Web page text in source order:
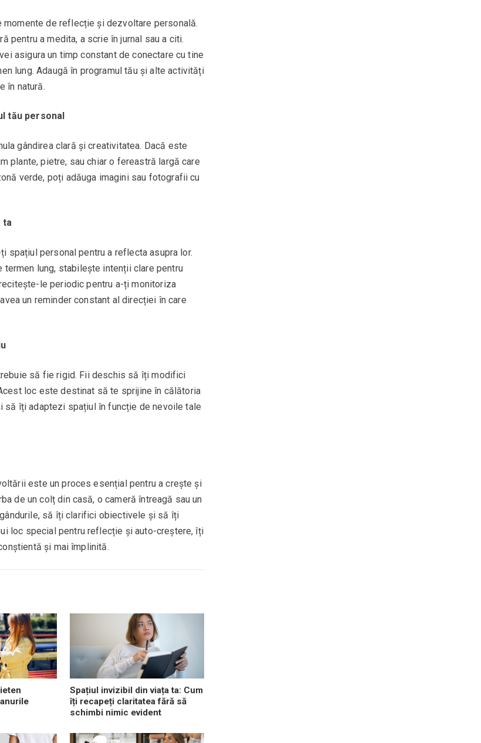
de reflecție și dezvoltare personală.
pentru a medita, a scrie în jurnal sau a citi.
asigura un timp constant de conectare cu tine
lung. Adaugă în programul tău și alte activități
în natură.
tău personal
gândirea clară și creativitatea. Dacă este
plante, pietre, sau chiar o fereastră largă care
verde, poți adăuga imagini sau fotografii cu
ta
personal pentru a reflecta asupra lor.
lung, stabilește intenții clare pentru
le periodic pentru a-ți monitoriza
un reminder constant al direcției în care
să fie rigid. Fii deschis să îți modifici
loc este destinat să te sprijine în călătoria
îți adaptezi spațiul în funcție de nevoile tale
este un proces esențial pentru a crește și
de un colț din casă, o cameră întreagă sau un
să îți clarifici obiectivele și să îți
loc special pentru reflecție și auto-creștere, îți
și mai împlinită.
Spațiul invizibil din viața ta: Cum
îți recapeți claritatea fără să
schimbi nimic evident